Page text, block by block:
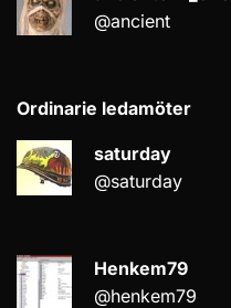
@ancient
Ordinarie ledamöter
saturday
@saturday
Henkem79
@henkem79